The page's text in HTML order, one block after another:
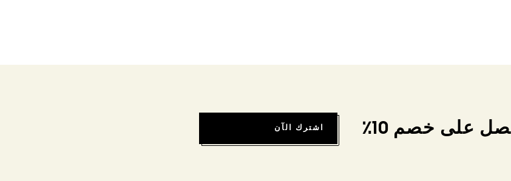
على خصم 10٪ اشترك الآن